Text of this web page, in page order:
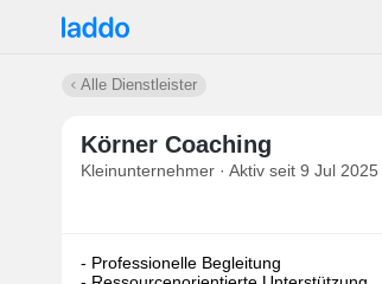
Alle Dienstleister
Körner Coaching
Kleinunternehmer · Aktiv seit 9 Jul 2025
- Professionelle Begleitung